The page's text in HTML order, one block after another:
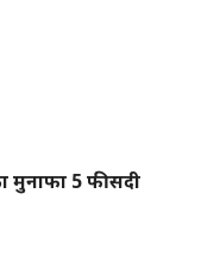
मुनाफा 5 फीसदी